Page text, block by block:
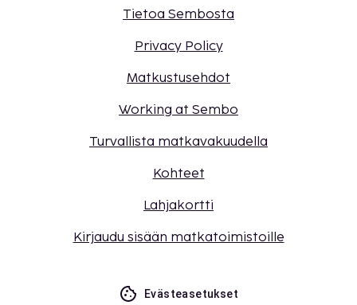
Tietoa Sembosta
Privacy Policy
Matkustusehdot
Working at Sembo
Turvallista matkavakuudella
Kohteet
Lahjakortti
Kirjaudu sisään matkatoimistoille
Evästeasetukset